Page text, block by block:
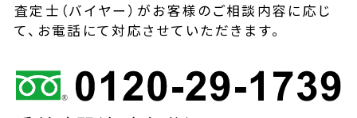
査定士（バイヤー）がお客様のご相談内容に応じ
て、お電話にて対応させていただきます。